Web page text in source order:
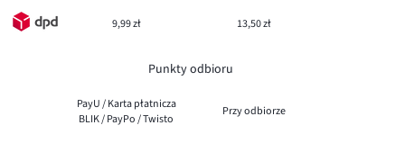
9,99 zł 13,50 zł
Punkty odbioru
PayU / Karta płatnicza
BLIK / PayPo / Twisto
Przy odbiorze